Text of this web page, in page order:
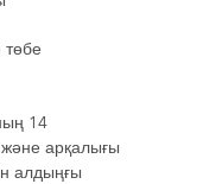
14
және арқалығы
алдыңғы